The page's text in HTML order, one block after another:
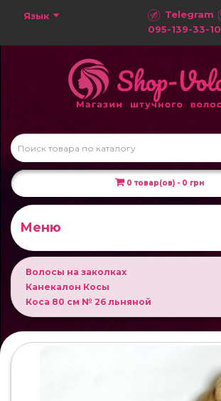
Язык Telegram
095-139-33-10
0 товар(ов) - 0 грн
Меню
Волосы на заколках
Канекалон Косы
Коса 80 см № 26 льняной